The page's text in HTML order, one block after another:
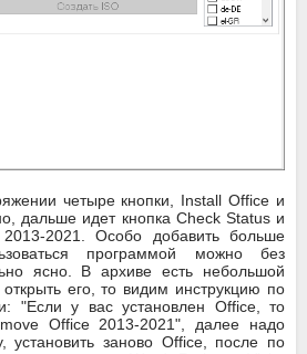
четыре кнопки, Install Office и
дальше идет кнопка Check Status и
2021. Особо добавить больше
программой можно без
ясно. В архиве есть небольшой
его, то видим инструкцию по
"Если у вас установлен Office, то
Office 2013-2021", далее надо
установить заново Office, после по